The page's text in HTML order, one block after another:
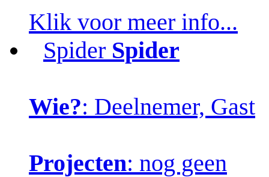
Klik voor meer info...
Spider Spider
Wie?: Deelnemer, Gast
Projecten: nog geen